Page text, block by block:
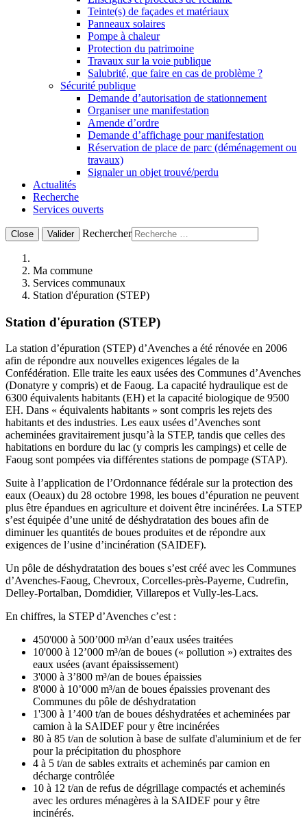
Teinte(s) de façades et matériaux
Panneaux solaires
Pompe à chaleur
Protection du patrimoine
Travaux sur la voie publique
Salubrité, que faire en cas de problème ?
Sécurité publique
Demande d’autorisation de stationnement
Organiser une manifestation
Amende d’ordre
Demande d’affichage pour manifestation
Réservation de place de parc (déménagement ou
travaux)
Signaler un objet trouvé/perdu
Actualités
Recherche
Services ouverts
Close Valider Rechercher
Ma commune
Services communaux
Station d'épuration (STEP)
Station d'épuration (STEP)
La station d’épuration (STEP) d’Avenches a été rénovée en 2006
afin de répondre aux nouvelles exigences légales de la
Confédération. Elle traite les eaux usées des Communes d’Avenches
(Donatyre y compris) et de Faoug. La capacité hydraulique est de
6300 équivalents habitants (EH) et la capacité biologique de 9500
EH. Dans « équivalents habitants » sont compris les rejets des
habitants et des industries. Les eaux usées d’Avenches sont
acheminées gravitairement jusqu’à la STEP, tandis que celles des
habitations en bordure du lac (y compris les campings) et celle de
Faoug sont pompées via différentes stations de pompage (STAP).
Suite à l’application de l’Ordonnance fédérale sur la protection des
eaux (Oeaux) du 28 octobre 1998, les boues d’épuration ne peuvent
plus être épandues en agriculture et doivent être incinérées. La STEP
s’est équipée d’une unité de déshydratation des boues afin de
diminuer les quantités de boues produites et de répondre aux
exigences de l’usine d’incinération (SAIDEF).
Un pôle de déshydratation des boues s’est créé avec les Communes
d’Avenches-Faoug, Chevroux, Corcelles-près-Payerne, Cudrefin,
Delley-Portalban, Domdidier, Villarepos et Vully-les-Lacs.
En chiffres, la STEP d’Avenches c’est :
450'000 à 500’000 m³/an d’eaux usées traitées
10'000 à 12’000 m³/an de boues (« pollution ») extraites des
eaux usées (avant épaississement)
3'000 à 3’800 m³/an de boues épaissies
8'000 à 10’000 m³/an de boues épaissies provenant des
Communes du pôle de déshydratation
1'300 à 1’400 t/an de boues déshydratées et acheminées par
camion à la SAIDEF pour y être incinérées
80 à 85 t/an de solution à base de sulfate d'aluminium et de fer
pour la précipitation du phosphore
4 à 5 t/an de sables extraits et acheminés par camion en
décharge contrôlée
10 à 12 t/an de refus de dégrillage compactés et acheminés
avec les ordures ménagères à la SAIDEF pour y être
incinérés.